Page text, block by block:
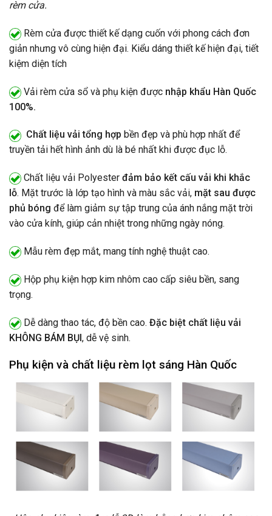
rèm cửa.
Rèm cửa được thiết kế dạng cuốn với phong cách đơn
giản nhưng vô cùng hiện đại. Kiểu dáng thiết kế hiện đại, tiết
kiệm diện tích
Vải rèm cửa sổ và phụ kiện được nhập khẩu Hàn Quốc
100%.
Chất liệu vải tổng hợp bền đẹp và phù hợp nhất để
truyền tải hết hình ảnh dù là bé nhất khi được đục lỗ.
Chất liệu vải Polyester đảm bảo kết cấu vải khi khắc
lỗ. Mặt trước là lớp tạo hình và màu sắc vải, mặt sau được
phủ bóng để làm giảm sự tập trung của ánh nắng mặt trời
vào cửa kính, giúp cản nhiệt trong những ngày nóng.
Mẫu rèm đẹp mắt, mang tính nghệ thuật cao.
Hộp phụ kiện hợp kim nhôm cao cấp siêu bền, sang
trọng.
Dễ dàng thao tác, độ bền cao. Đặc biệt chất liệu vải
KHÔNG BÁM BỤI, dễ vệ sinh.
Phụ kiện và chất liệu rèm lọt sáng Hàn Quốc